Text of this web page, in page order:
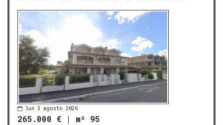
lun 3 agosto 2026
265.000 € | m² 95